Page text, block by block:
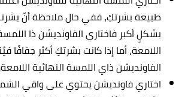
طبيعة بشرتكِ، ففي حال ملاحظة أنّ
بشكلٍ أكبر فاختاري الفاونديشن ذا
اللامعة، أما إذا كانت بشرتكِ أكثر جفافًا
الفاونديشن ذاي اللمسة النهائية اللامعة.
اختاري فاونديشن يحتوي على واقي